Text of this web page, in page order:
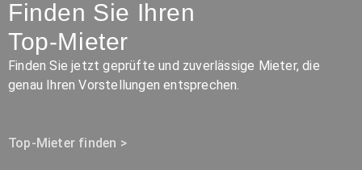
Finden Sie Ihren
Top-Mieter
Finden Sie jetzt geprüfte und zuverlässige Mieter, die
genau Ihren Vorstellungen entsprechen.
Top-Mieter finden >